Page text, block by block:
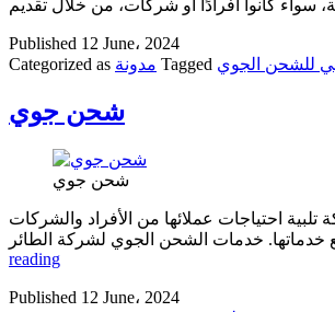
Published 12 June، 2024
Categorized as مدونة Tagged للشحن الجوي
شحن جوي
شحن جوي
احتياجات عملائها من الأفراد والشركات
reading
Published 12 June، 2024